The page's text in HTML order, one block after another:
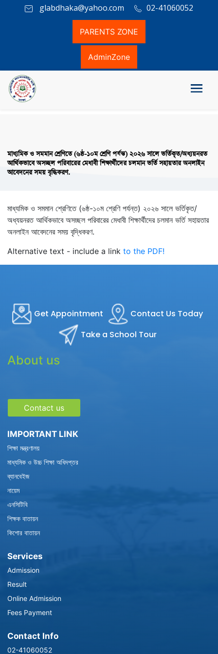
glabdhaka@yahoo.com 02-41060052
PARENTS ZONE
AdminZone
মাধ্যমিক ও সমমান শ্রেণিতে (৬ষ্ঠ-১০ম শ্রেণি পর্যন্ত) ২০২৬ সালে ভর্তিকৃত/অধ্যয়নরত
আর্থিকভাবে অসচ্ছল পরিবারের মেধাবী শিক্ষার্থীদের চলমান ভর্তি সহায়তার অনলাইন
আবেদনের সময় বৃদ্ধিকরণ.
মাধ্যমিক ও সমমান শ্রেণিতে (৬ষ্ঠ-১০ম শ্রেণি পর্যন্ত) ২০২৬ সালে ভর্তিকৃত/
অধ্যয়নরত আর্থিকভাবে অসচ্ছল পরিবারের মেধাবী শিক্ষার্থীদের চলমান ভর্তি সহায়তার
অনলাইন আবেদনের সময় বৃদ্ধিকরণ.
Alternative text - include a link to the PDF!
Get Appointment
Contact Us Today
Take a School Tour
About us
Contact us
IMPORTANT LINK
শিক্ষা মন্ত্রণালয়
মাধ্যমিক ও উচ্চ শিক্ষা অধিদপ্তর
ব্যানবেইজ
নায়েম
এনসিটিবি
শিক্ষক বাতায়ন
কিশোর বাতায়ন
Services
Admission
Result
Online Admission
Fees Payment
Contact Info
02-41060052